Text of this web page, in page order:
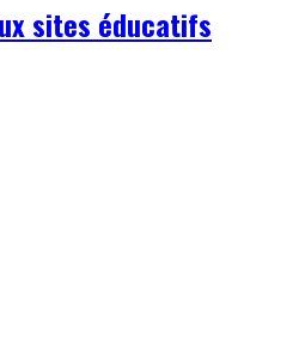
sites éducatifs